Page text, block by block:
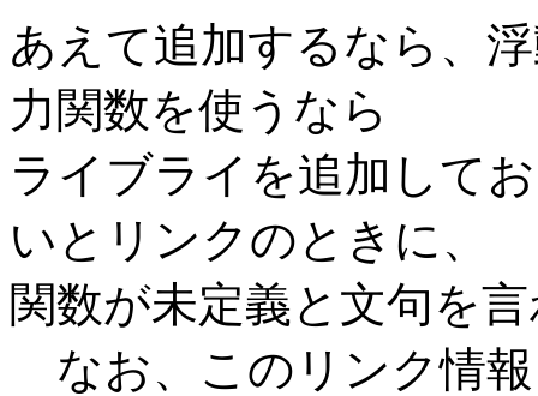
あえて追加するなら、
力関数を使うなら
ライブライを追加して
いとリンクのときに、
関数が未定義と文句を
なお、このリンク情